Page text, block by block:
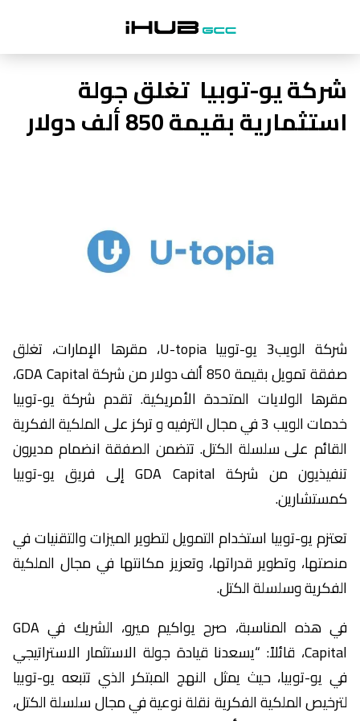
شركة يو-توبيا تغلق جولة
استثمارية بقيمة 850 ألف دولار
شركة الويب3 يو-توبيا U-topia، مقرها الإمارات، تغلق
صفقة تمويل بقيمة 850 ألف دولار من شركة GDA Capital،
مقرها الولايات المتحدة الأمريكية. تقدم شركة يو-توبيا
خدمات الويب 3 في مجال الترفيه و تركز على الملكية الفكرية
القائم على سلسلة الكتل. تتضمن الصفقة انضمام مديرون
تنفيذيون من شركة GDA Capital إلى فريق يو-توبيا
كمستشارين.
تعتزم يو-توبيا استخدام التمويل لتطوير الميزات والتقنيات في
منصتها، وتطوير قدراتها، وتعزيز مكانتها في مجال الملكية
الفكرية وسلسلة الكتل.
في هذه المناسبة، صرح يواكيم ميرو، الشريك في GDA
Capital، قائلاً: “يسعدنا قيادة جولة الاستثمار الاستراتيجي
في يو-توبيا، حيث يمثل النهج المبتكر الذي تتبعه يو-توبيا
لترخيص الملكية الفكرية نقلة نوعية في مجال سلسلة الكتل،